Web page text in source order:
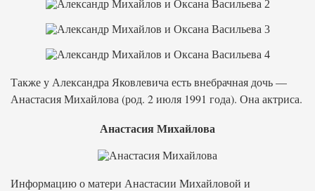
Также у Александра Яковлевича есть внебрачная дочь —
Анастасия Михайлова (род. 2 июля 1991 года). Она актриса.
Анастасия Михайлова
Информацию о матери Анастасии Михайловой и